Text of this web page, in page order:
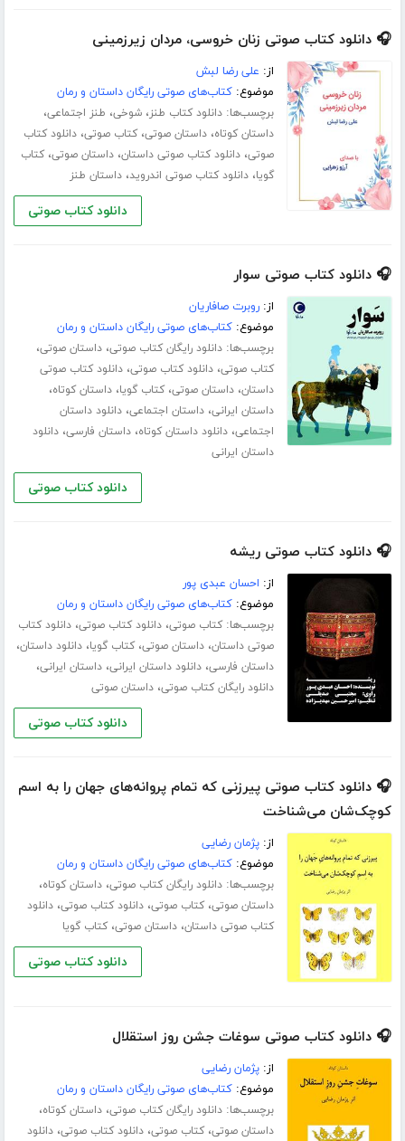
🎧 دانلود کتاب صوتی زنان خروسی، مردان زیرزمینی
از: علی رضا لبش
موضوع:کتاب‌های صوتی رایگان داستان و رمان
برچسب‌ها:دانلود کتاب طنز،شوخی، طنز اجتماعی،
داستان کوتاه،داستان صوتی،کتاب صوتی،دانلود کتاب
صوتی،دانلود کتاب صوتی داستان،داستان صوتی،کتاب
گویا،دانلود کتاب صوتی اندروید،داستان طنز
دانلود کتاب صوتی
🎧 دانلود کتاب صوتی سوار
از:روبرت صافاریان
موضوع:کتاب‌های صوتی رایگان داستان و رمان
برچسب‌ها:دانلود رایگان کتاب صوتی،داستان صوتی،
کتاب صوتی،دانلود کتاب صوتی،دانلود کتاب صوتی
داستان،داستان صوتی،کتاب گویا،داستان کوتاه،
داستان ایرانی،داستان اجتماعی،دانلود داستان
اجتماعی،دانلود داستان کوتاه،داستان فارسی،دانلود
داستان ایرانی
دانلود کتاب صوتی
🎧 دانلود کتاب صوتی ریشه
از: احسان عبدی پور
موضوع:کتاب‌های صوتی رایگان داستان و رمان
برچسب‌ها:کتاب صوتی،دانلود کتاب صوتی،دانلود کتاب
صوتی داستان،داستان صوتی،کتاب گویا،دانلود داستان،
داستان فارسی،دانلود داستان ایرانی،داستان ایرانی،
دانلود رایگان کتاب صوتی،داستان صوتی
دانلود کتاب صوتی
🎧 دانلود کتاب صوتی پیرزنی که تمام پروانه‌های جهان را به اسم
کوچک‌شان می‌شناخت
از:پژمان رضایی
موضوع:کتاب‌های صوتی رایگان داستان و رمان
برچسب‌ها:دانلود رایگان کتاب صوتی،داستان کوتاه،
داستان صوتی،کتاب صوتی،دانلود کتاب صوتی،دانلود
کتاب صوتی داستان،داستان صوتی،کتاب گویا
دانلود کتاب صوتی
🎧 دانلود کتاب صوتی سوغات جشن روز استقلال
از:پژمان رضایی
موضوع:کتاب‌های صوتی رایگان داستان و رمان
برچسب‌ها:دانلود رایگان کتاب صوتی،داستان کوتاه،
داستان صوتی،کتاب صوتی،دانلود کتاب صوتی،دانلود